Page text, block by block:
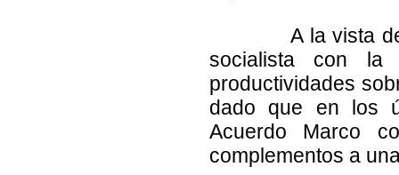
A la vista de lo
socialista con
productividades
dado que en los
Acuerdo Marco
complementos a